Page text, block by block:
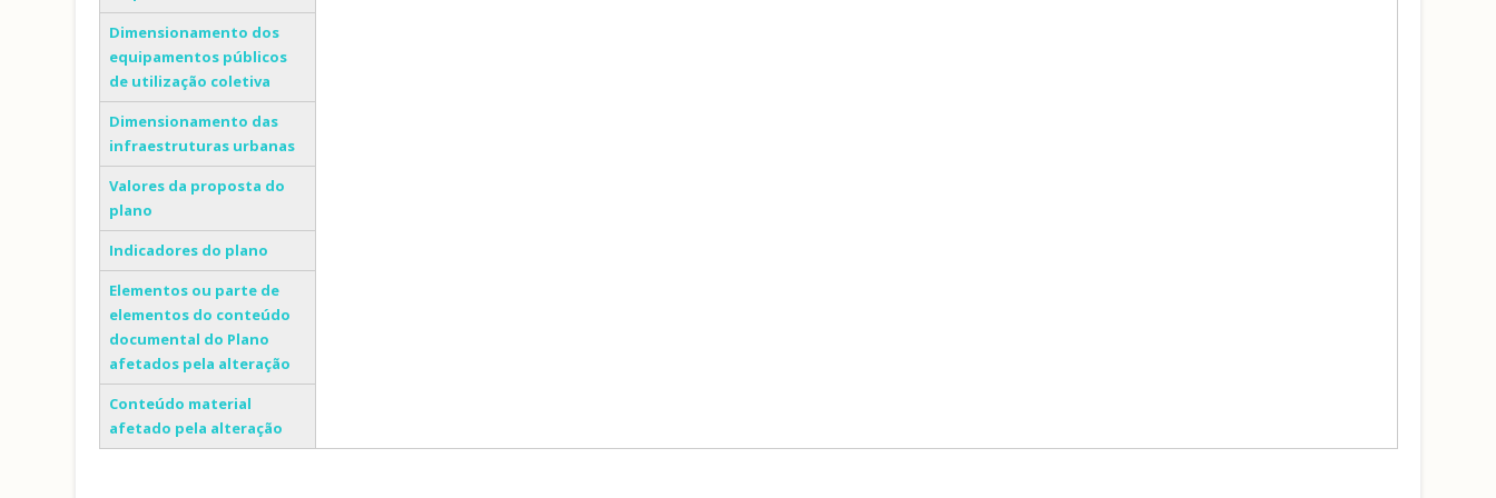
Dimensionamento dos
equipamentos públicos
de utilização coletiva
Dimensionamento das
infraestruturas urbanas
Valores da proposta do
plano
Indicadores do plano
Elementos ou parte de
elementos do conteúdo
documental do Plano
afetados pela alteração
Conteúdo material
afetado pela alteração